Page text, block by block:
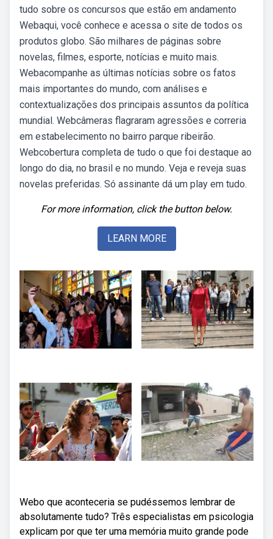
tudo sobre os concursos que estão em andamento
Webaqui, você conhece e acessa o site de todos os
produtos globo. São milhares de páginas sobre
novelas, filmes, esporte, notícias e muito mais.
Webacompanhe as últimas notícias sobre os fatos
mais importantes do mundo, com análises e
contextualizações dos principais assuntos da política
mundial. Webcâmeras flagraram agressões e correria
em estabelecimento no bairro parque ribeirão.
Webcobertura completa de tudo o que foi destaque ao
longo do dia, no brasil e no mundo. Veja e reveja suas
novelas preferidas. Só assinante dá um play em tudo.
For more information, click the button below.
LEARN MORE
Webo que aconteceria se pudéssemos lembrar de
absolutamente tudo? Três especialistas em psicologia
explicam por que ter uma memória muito grande pode